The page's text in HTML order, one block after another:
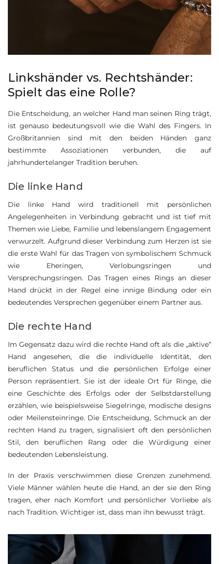
Linkshänder vs. Rechtshänder:
Spielt das eine Rolle?
Die Entscheidung, an welcher Hand man seinen Ring trägt,
ist genauso bedeutungsvoll wie die Wahl des Fingers. In
Großbritannien sind mit den beiden Händen ganz
bestimmte Assoziationen verbunden, die auf
jahrhundertelanger Tradition beruhen.
Die linke Hand
Die linke Hand wird traditionell mit persönlichen
Angelegenheiten in Verbindung gebracht und ist tief mit
Themen wie Liebe, Familie und lebenslangem Engagement
verwurzelt. Aufgrund dieser Verbindung zum Herzen ist sie
die erste Wahl für das Tragen von symbolischem Schmuck
wie Eheringen, Verlobungsringen und
Versprechungsringen. Das Tragen eines Rings an dieser
Hand drückt in der Regel eine innige Bindung oder ein
bedeutendes Versprechen gegenüber einem Partner aus.
Die rechte Hand
Im Gegensatz dazu wird die rechte Hand oft als die „aktive“
Hand angesehen, die die individuelle Identität, den
beruflichen Status und die persönlichen Erfolge einer
Person repräsentiert. Sie ist der ideale Ort für Ringe, die
eine Geschichte des Erfolgs oder der Selbstdarstellung
erzählen, wie beispielsweise Siegelringe, modische designs
oder Meilensteinringe. Die Entscheidung, Schmuck an der
rechten Hand zu tragen, signalisiert oft den persönlichen
Stil, den beruflichen Rang oder die Würdigung einer
bedeutenden Lebensleistung.
In der Praxis verschwimmen diese Grenzen zunehmend.
Viele Männer wählen heute die Hand, an der sie den Ring
tragen, eher nach Komfort und persönlicher Vorliebe als
nach Tradition. Wichtiger ist, dass man ihn bewusst trägt.